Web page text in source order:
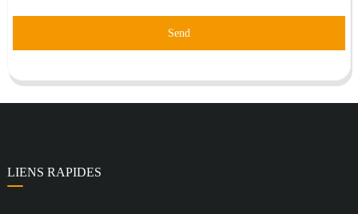
Send
LIENS RAPIDES